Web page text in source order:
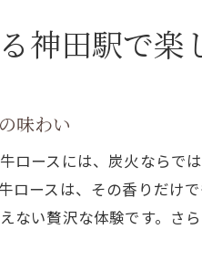
焼肉
神田
焼肉
香
神田駅で楽
味わい
ロースには、炭火ならで
ロースは、その香りだけ
ない贅沢な体験です。さ